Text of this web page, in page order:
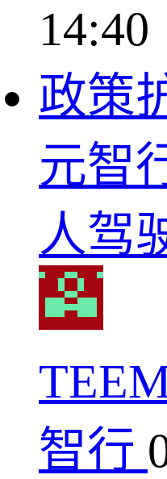
14:40
政策
元智
人驾
智行